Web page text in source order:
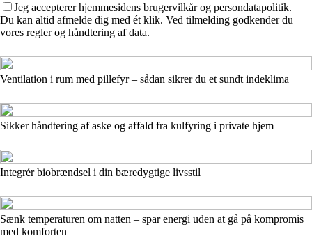
Jeg accepterer hjemmesidens brugervilkår og persondatapolitik.
Du kan altid afmelde dig med ét klik. Ved tilmelding godkender du
vores regler og håndtering af data.
Ventilation i rum med pillefyr – sådan sikrer du et sundt indeklima
Sikker håndtering af aske og affald fra kulfyring i private hjem
Integrér biobrændsel i din bæredygtige livsstil
Sænk temperaturen om natten – spar energi uden at gå på kompromis
med komforten